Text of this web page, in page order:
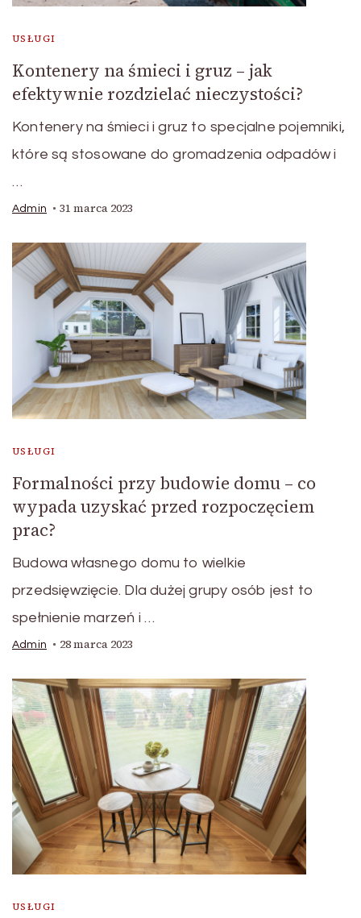
USŁUGI
Kontenery na śmieci i gruz – jak
efektywnie rozdzielać nieczystości?
Kontenery na śmieci i gruz to specjalne pojemniki,
które są stosowane do gromadzenia odpadów i
…
Admin 31 marca 2023
USŁUGI
Formalności przy budowie domu – co
wypada uzyskać przed rozpoczęciem
prac?
Budowa własnego domu to wielkie
przedsięwzięcie. Dla dużej grupy osób jest to
spełnienie marzeń i …
Admin 28 marca 2023
USŁUGI